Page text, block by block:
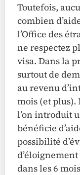
Toutefois,
combien
l’Office des
ne respectez
visa. Dans la
surtout de
au revenu
mois (et plus).
l’on introduit
bénéficie
possibilité
dans les 6